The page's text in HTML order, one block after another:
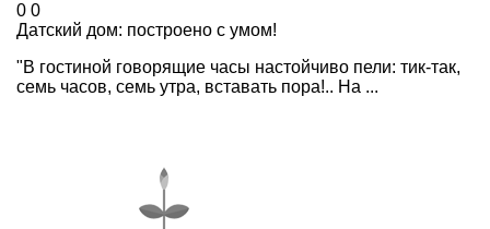
0 0
Датский дом: построено с умом!
"В гостиной говорящие часы настойчиво пели: тик-так,
семь часов, семь утра, вставать пора!.. На ...